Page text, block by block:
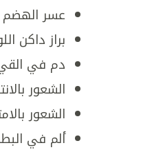
عسر الهضم
براز داكن
دم في
الشعور
الشعور
ألم في